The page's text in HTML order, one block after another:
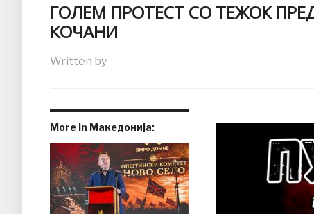
ГОЛЕМ ПРОТЕСТ СО ТЕЖОК
КОЧАНИ
Written by
More in Македонија: